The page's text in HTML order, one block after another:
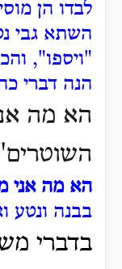
לבדו הן
השתא גבי
"ויספו",
הנה דברי
הא מה
הא מה אני
בבנה ונטע
בדברי